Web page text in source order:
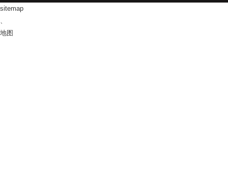
sitemap
、
地图